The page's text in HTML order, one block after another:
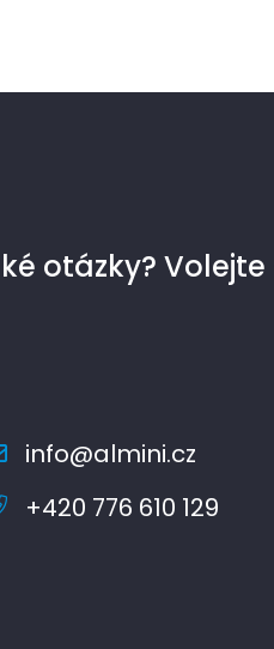
otázky? Volejte
info@almini.cz
+420 776 610 129